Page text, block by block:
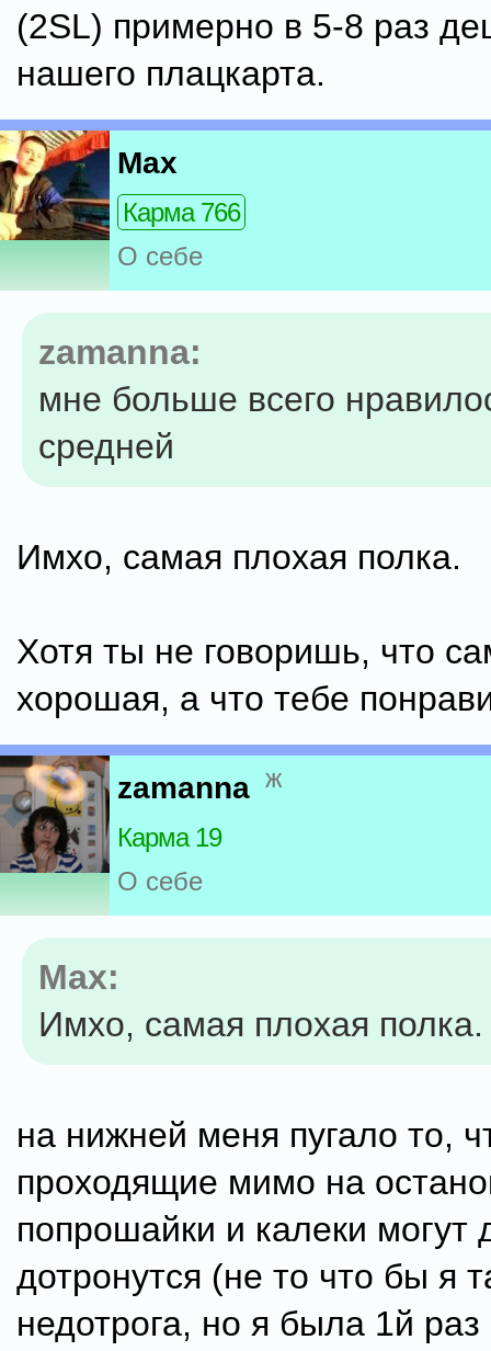
(2SL) примерно в 5-8 раз
нашего плацкарта.
Max
Карма 766
О себе
zamanna:
мне больше всего
средней
Имхо, самая плохая полка.
Хотя ты не говоришь, что
хорошая, а что тебе
zamanna ж
Карма 19
О себе
Max:
Имхо, самая плохая полка.
на нижней меня пугало то,
проходящие мимо на
попрошайки и калеки могут
дотронутся (не то что бы я
недотрога, но я была 1й